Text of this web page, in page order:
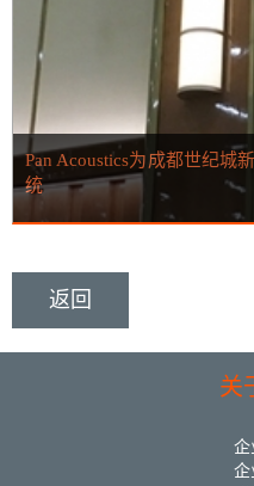
Pan Acoustics为成都世纪城
统
返回
关
企
企